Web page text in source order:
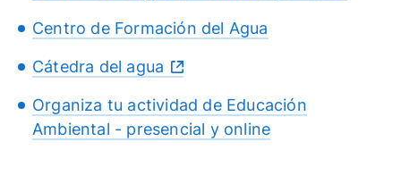
Centro de Formación del Agua
Cátedra del agua
Organiza tu actividad de Educación
Ambiental - presencial y online